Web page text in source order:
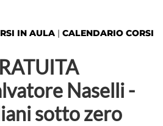
IN AULA | CALENDARIO CORSI
Naselli -
sotto zero